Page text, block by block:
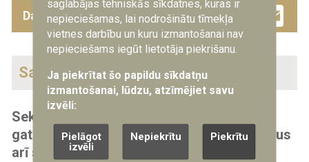
Dalies ar šo ziņu Facebook
Twitter
Saistītās ziņas
Sekojot Ukrainas piemēram, Igaunija
gatavojas ieviest jūras bezpilota lidaparātus
arī savā arsenālā
saglabājas tehniskās sīkdatnes, kuras ir
nepieciešamas, lai nodrošinātu tīmekļa
vietnes darbību un kuru izmantošanai nav
nepieciešams iegūt lietotāja piekrišanu.
Ja piekrītat šo papildu sīkdatņu
izmantošanai, lūdzu, atzīmējiet savu
izvēli:
Pielāgot
izvēli
Nepiekrītu Piekrītu